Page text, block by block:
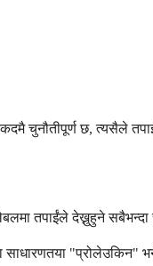
चुनौतीपूर्ण छ, त्यसैले
तपाईंले देख्नुहुने
साधारणतया